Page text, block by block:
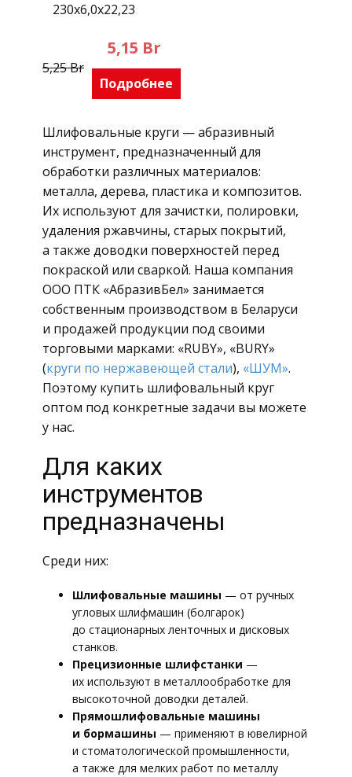
230х6,0х22,23
5,25Br
5,15 Br
Подробнее
Шлифовальные круги — абразивный
инструмент, предназначенный для
обработки различных материалов:
металла, дерева, пластика и композитов.
Их используют для зачистки, полировки,
удаления ржавчины, старых покрытий,
а также доводки поверхностей перед
покраской или сваркой. Наша компания
ООО ПТК «АбразивБел» занимается
собственным производством в Беларуси
и продажей продукции под своими
торговыми марками: «RUBY», «BURY»
(круги по нержавеющей стали), «ШУМ».
Поэтому купить шлифовальный круг
оптом под конкретные задачи вы можете
у нас.
Для каких
инструментов
предназначены
Среди них:
Шлифовальные машины — от ручных
угловых шлифмашин (болгарок)
до стационарных ленточных и дисковых
станков.
Прецизионные шлифстанки —
их используют в металлообработке для
высокоточной доводки деталей.
Прямошлифовальные машины
и бормашины — применяют в ювелирной
и стоматологической промышленности,
а также для мелких работ по металлу